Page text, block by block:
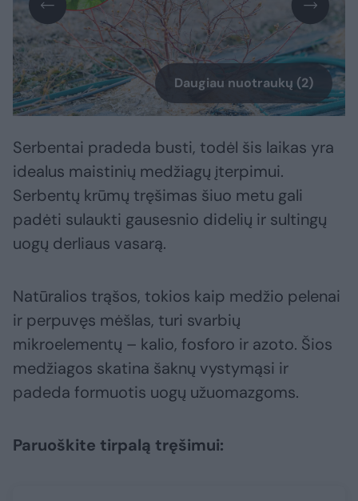
Daugiau nuotraukų (2)
Serbentai pradeda busti, todėl šis laikas yra
idealus maistinių medžiagų įterpimui.
Serbentų krūmų tręšimas šiuo metu gali
padėti sulaukti gausesnio didelių ir sultingų
uogų derliaus vasarą.
Natūralios trąšos, tokios kaip medžio pelenai
ir perpuvęs mėšlas, turi svarbių
mikroelementų – kalio, fosforo ir azoto. Šios
medžiagos skatina šaknų vystymąsi ir
padeda formuotis uogų užuomazgoms.
Paruoškite tirpalą tręšimui: